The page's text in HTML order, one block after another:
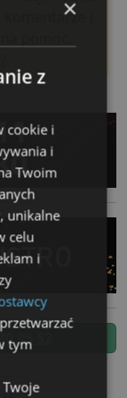
i
95 52
×
z
cookie i
i
Twoim
unikalne
celu
i
tym